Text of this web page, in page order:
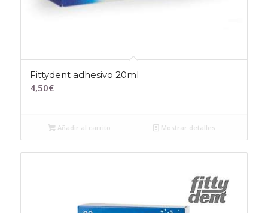
Fittydent adhesivo 20ml
4,50€
Añadir al carrito Mostrar detalles